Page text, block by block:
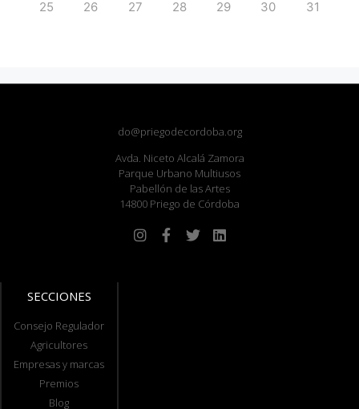
25
26 27 28 29 30 31
do@priegodecordoba.org
Avda. Niceto Alcalá Zamora
Parque Urbano Multiusos
Pabellón de las Artes
14800 Priego de Córdoba
SECCIONES
Consejo Regulador
Agricultores
Empresas y marcas
Premios
Blog